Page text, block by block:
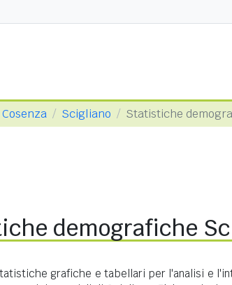
Scigliano Statistiche
demografiche
grafiche e tabellari per l'analisi e